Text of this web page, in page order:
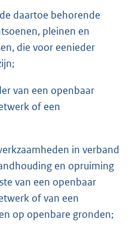
daartoe behorende
pleinen en
die voor eenieder
van een openbaar
of een
in verband
en opruiming
van een openbaar
of van een
op openbare gronden;